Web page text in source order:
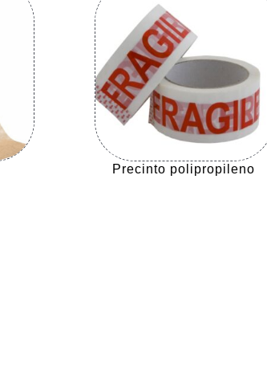
Precinto polipropileno